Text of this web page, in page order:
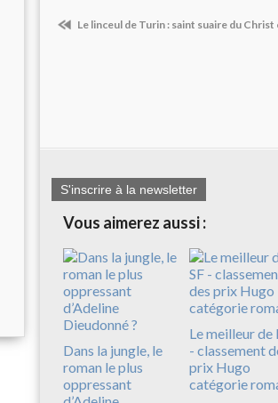
Le linceul de Turin : saint suaire du
S'inscrire à la newsletter
Vous aimerez aussi :
Dans la jungle, le
roman le plus
oppressant
Le meilleur de
- classement
prix Hugo
catégorie